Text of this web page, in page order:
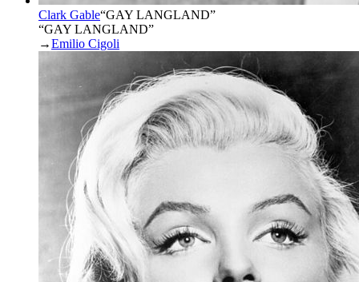
Clark Gable“GAY LANGLAND”
“GAY LANGLAND”
→Emilio Cigoli